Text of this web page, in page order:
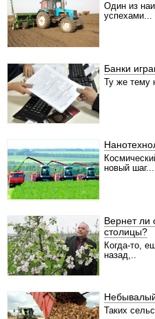
Один из
успехами...
Банки
Ту же тему
новый шаг...
Вернет ли
столицы?
Когда-то,
назад,..
Таких